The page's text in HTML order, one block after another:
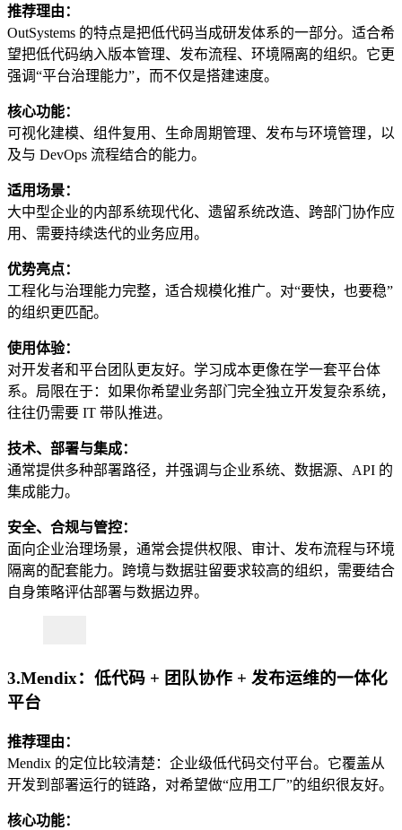
推荐理由：
OutSystems 的特点是把低代码当成研发体系的一部分。适合希
望把低代码纳入版本管理、发布流程、环境隔离的组织。它更
强调“平台治理能力”，而不仅是搭建速度。
核心功能：
可视化建模、组件复用、生命周期管理、发布与环境管理，以
及与 DevOps 流程结合的能力。
适用场景：
大中型企业的内部系统现代化、遗留系统改造、跨部门协作应
用、需要持续迭代的业务应用。
优势亮点：
工程化与治理能力完整，适合规模化推广。对“要快，也要稳”
的组织更匹配。
使用体验：
对开发者和平台团队更友好。学习成本更像在学一套平台体
系。局限在于：如果你希望业务部门完全独立开发复杂系统，
往往仍需要 IT 带队推进。
技术、部署与集成：
通常提供多种部署路径，并强调与企业系统、数据源、API 的
集成能力。
安全、合规与管控：
面向企业治理场景，通常会提供权限、审计、发布流程与环境
隔离的配套能力。跨境与数据驻留要求较高的组织，需要结合
自身策略评估部署与数据边界。
3.Mendix：低代码 + 团队协作 + 发布运维的一体化
平台
推荐理由：
Mendix 的定位比较清楚：企业级低代码交付平台。它覆盖从
开发到部署运行的链路，对希望做“应用工厂”的组织很友好。
核心功能：